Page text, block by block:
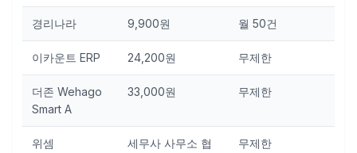
경리나라 9,900원 월 50건
이카운트 ERP 24,200원 무제한
더존 Wehago
Smart A
33,000원 무제한
위셈
세무사 사무소 협
무제한